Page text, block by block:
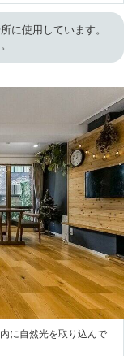
に使用しています。
に自然光を取り込んで